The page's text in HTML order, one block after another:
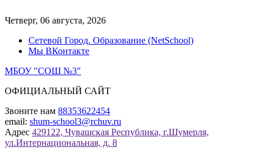
к
Четверг, 06 августа, 2026
Сетевой Город. Образование (NetSchool)
Мы ВКонтакте
МБОУ "СОШ №3"
ОФИЦИАЛЬНЫЙ САЙТ
Звоните нам 88353622454
email: shum-school3@rchuv.ru
Адрес 429122, Чувашская Республика, г.Шумерля,
ул.Интернациональная, д. 8